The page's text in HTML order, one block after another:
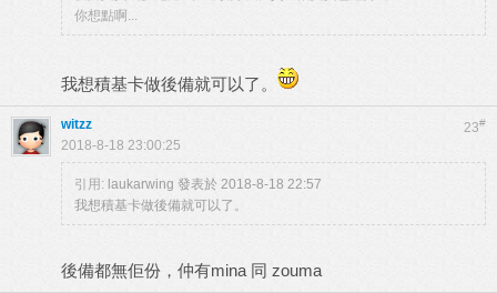
你想點啊...
我想積基卡做後備就可以了。
23#
witzz
2018-8-18 23:00:25
引用: laukarwing 發表於 2018-8-18 22:57
我想積基卡做後備就可以了。
後備都無佢份，仲有mina 同 zouma